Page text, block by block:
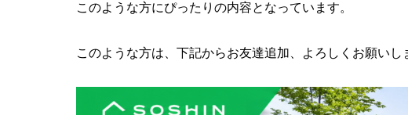
このような方にぴったりの内容となっています。
このような方は、下記からお友達追加、よろしくお願いし